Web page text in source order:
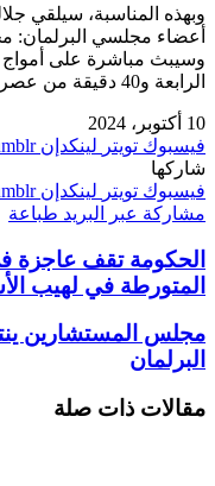
وبهذه المناسبة، سيلقي
أعضاء مجلسي البرلمان:
وسيبث مباشرة على أمواج
الرابعة و40 دقيقة من عصر يوم الجمعة”
10 أكتوبر، 2024
فيسبوك تويتر لينكدإن
شاركها
فيسبوك تويتر لينكدإن
مشاركة عبر البريد طباعة
الحكومة تقف
المتورطة في لهيب
مجلس المستشارين
البرلمان
مقالات ذات صلة